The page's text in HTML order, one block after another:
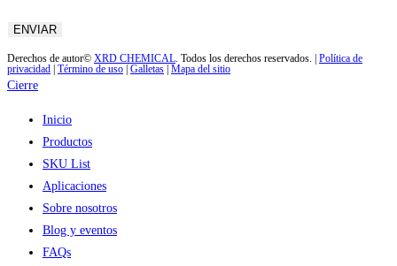
Derechos de autor© XRD CHEMICAL. Todos los derechos reservados. | Política de
privacidad Término de uso Galletas Mapa del sitio
Cierre
Inicio
Productos
SKU List
Aplicaciones
Sobre nosotros
Blog y eventos
FAQs